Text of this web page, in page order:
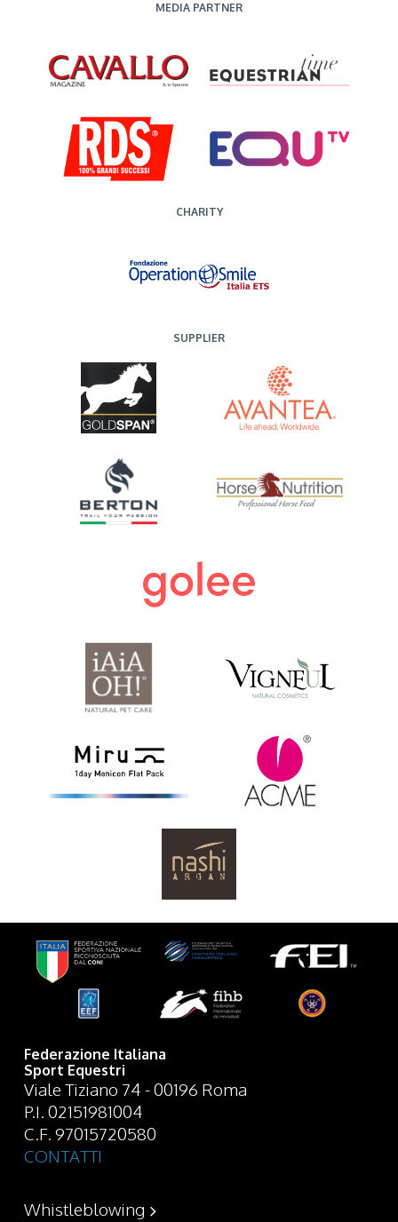
MEDIA PARTNER
CHARITY
SUPPLIER
Federazione Italiana
Sport Equestri
Viale Tiziano 74 - 00196 Roma
P.I. 02151981004
C.F. 97015720580
CONTATTI
Whistleblowing